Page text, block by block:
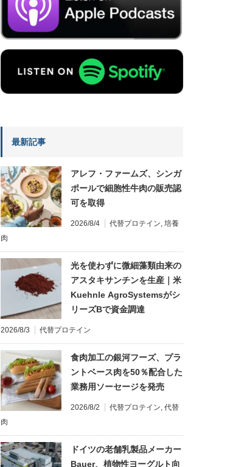
最新記事
アレフ・ファームズ、シンガ
ポールで細胞性牛肉の販売認
可を取得
2026/8/4 代替プロテイン 培養
肉
光を使わずに微細藻類由来の
アスタキサンチンを生産｜米
Kuehnle AgroSystemsがシ
リーズBで資金調達
2026/8/3 代替プロテイン
食肉加工の銀河フーズ、プラ
ントベース肉を50％配合した
業務用ソーセージを発売
2026/8/2 代替プロテイン 代替
肉
ドイツの老舗乳製品メーカー
Bauer、植物性ヨーグルト向